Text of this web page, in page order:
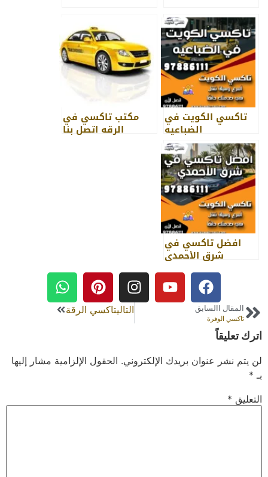
تاكسي الكويت في
الضباعيه
مكتب تاكسي في
الرقه اتصل بنا
افضل تاكسي في
شرق الأحمدي
المقال االسابق
تاكسي الوفرة
التاليتاكسي الرقة
اترك تعليقاً
لن يتم نشر عنوان بريدك الإلكتروني. الحقول الإلزامية مشار إليها
بـ *
التعليق *